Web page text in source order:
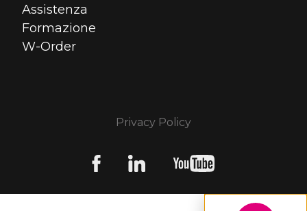
Assistenza
Formazione
W-Order
Privacy Policy